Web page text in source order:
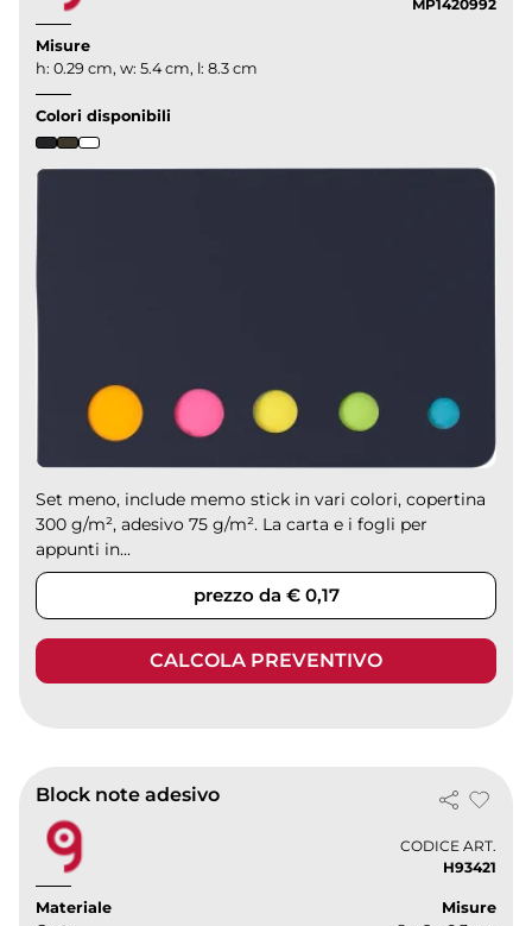
MP1420992
Misure
h: 0.29 cm, w: 5.4 cm, l: 8.3 cm
Colori disponibili
Set meno, include memo stick in vari colori, copertina
300 g/m², adesivo 75 g/m². La carta e i fogli per
appunti in...
prezzo da € 0,17
CALCOLA PREVENTIVO
Block note adesivo
CODICE ART.
H93421
Materiale
Misure